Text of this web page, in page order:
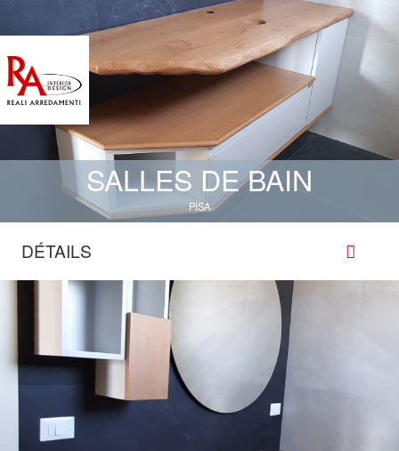
SALLES DE BAIN
PISA
DÉTAILS